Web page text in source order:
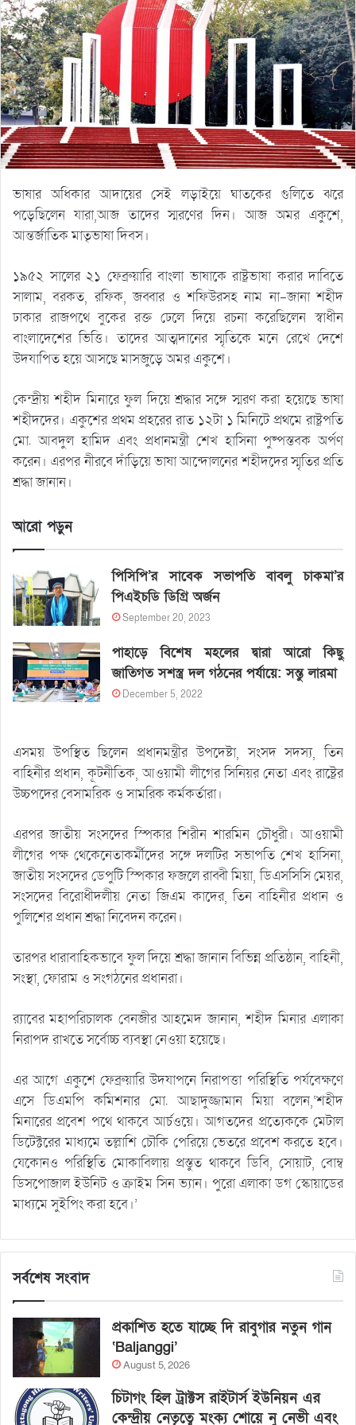
ভাষার অধিকার আদায়ের সেই লড়াইয়ে ঘাতকের গুলিতে ঝরে
পড়েছিলেন যারা,আজ তাদের স্মরণের দিন। আজ অমর একুশে,
আন্তর্জাতিক মাতৃভাষা দিবস।
১৯৫২ সালের ২১ ফেব্রুয়ারি বাংলা ভাষাকে রাষ্ট্রভাষা করার দাবিতে
সালাম, বরকত, রফিক, জব্বার ও শফিউরসহ নাম না-জানা শহীদ
ঢাকার রাজপথে বুকের রক্ত ঢেলে দিয়ে রচনা করেছিলেন স্বাধীন
বাংলাদেশের ভিত্তি। তাদের আত্মদানের স্মৃতিকে মনে রেখে দেশে
উদযাপিত হয়ে আসছে মাসজুড়ে অমর একুশে।
কেন্দ্রীয় শহীদ মিনারে ফুল দিয়ে শ্রদ্ধার সঙ্গে স্মরণ করা হয়েছে ভাষা
শহীদদের। একুশের প্রথম প্রহরের রাত ১২টা ১ মিনিটে প্রথমে রাষ্ট্রপতি
মো. আবদুল হামিদ এবং প্রধানমন্ত্রী শেখ হাসিনা পুষ্পস্তবক অর্পণ
করেন। এরপর নীরবে দাঁড়িয়ে ভাষা আন্দোলনের শহীদদের স্মৃতির প্রতি
শ্রদ্ধা জানান।
আরো পড়ুন
পিসিপি’র সাবেক সভাপতি বাবলু চাকমা’র
পিএইচডি ডিগ্রি অর্জন
September 20, 2023
পাহাড়ে বিশেষ মহলের দ্বারা আরো কিছু
জাতিগত সশস্ত্র দল গঠনের পর্যায়ে: সন্তু লারমা
December 5, 2022
এসময় উপস্থিত ছিলেন প্রধানমন্ত্রীর উপদেষ্টা, সংসদ সদস্য, তিন
বাহিনীর প্রধান, কূটনীতিক, আওয়ামী লীগের সিনিয়র নেতা এবং রাষ্ট্রের
উচ্চপদের বেসামরিক ও সামরিক কর্মকর্তারা।
এরপর জাতীয় সংসদের স্পিকার শিরীন শারমিন চৌধুরী। আওয়ামী
লীগের পক্ষ থেকেনেতাকর্মীদের সঙ্গে দলটির সভাপতি শেখ হাসিনা,
জাতীয় সংসদের ডেপুটি স্পিকার ফজলে রাব্বী মিয়া, ডিএসসিসি মেয়র,
সংসদের বিরোধীদলীয় নেতা জিএম কাদের, তিন বাহিনীর প্রধান ও
পুলিশের প্রধান শ্রদ্ধা নিবেদন করেন।
তারপর ধারাবাহিকভাবে ফুল দিয়ে শ্রদ্ধা জানান বিভিন্ন প্রতিষ্ঠান, বাহিনী,
সংস্থা, ফোরাম ও সংগঠনের প্রধানরা।
র‌্যাবের মহাপরিচালক বেনজীর আহমেদ জানান, শহীদ মিনার এলাকা
নিরাপদ রাখতে সর্বোচ্চ ব্যবস্থা নেওয়া হয়েছে।
এর আগে একুশে ফেব্রুয়ারি উদযাপনে নিরাপত্তা পরিস্থিতি পর্যবেক্ষণে
এসে ডিএমপি কমিশনার মো. আছাদুজ্জামান মিয়া বলেন,‘শহীদ
মিনারের প্রবেশ পথে থাকবে আর্চওয়ে। আগতদের প্রত্যেককে মেটাল
ডিটেক্টরের মাধ্যমে তল্লাশি চৌকি পেরিয়ে ভেতরে প্রবেশ করতে হবে।
যেকোনও পরিস্থিতি মোকাবিলায় প্রস্তুত থাকবে ডিবি, সোয়াট, বোম্ব
ডিসপোজাল ইউনিট ও ক্রাইম সিন ভ্যান। পুরো এলাকা ডগ স্কোয়াডের
মাধ্যমে সুইপিং করা হবে।’
সর্বশেষ সংবাদ
প্রকাশিত হতে যাচ্ছে দি রাবুগার নতুন গান
‘Baljanggi’
August 5, 2026
চিটাগং হিল ট্রাক্টস রাইটার্স ইউনিয়ন এর
কেন্দ্রীয় নেতৃত্বে মংক্য শোয়ে নু নেভী এবং